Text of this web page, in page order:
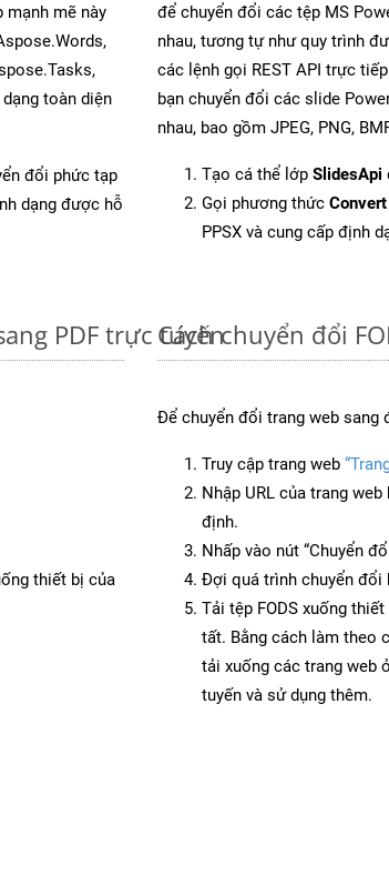
mạnh mẽ này
toàn diện
đổi phức tạp
dạng được hỗ
để chuyển đổi các tệp MS
nhau, tương tự như quy trình
các lệnh gọi REST API trực
bạn chuyển đổi các slide
nhau, bao gồm JPEG, PNG,
Tạo cá thể lớp SlidesApi
Gọi phương thức Convert
PPSX và cung cấp định
PDF trực tuyến
thiết bị của
Cách chuyển đổi
Để chuyển đổi trang web sang
Truy cập trang web
Nhập URL của trang
định.
Nhấp vào nút “Chuyển
Đợi quá trình chuyển đổi
Tải tệp FODS xuống
tất. Bằng cách làm theo
tải xuống các trang web
tuyến và sử dụng thêm.